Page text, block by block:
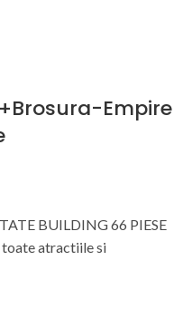
Empire
BUILDING 66 PIESE
toate atractiile si